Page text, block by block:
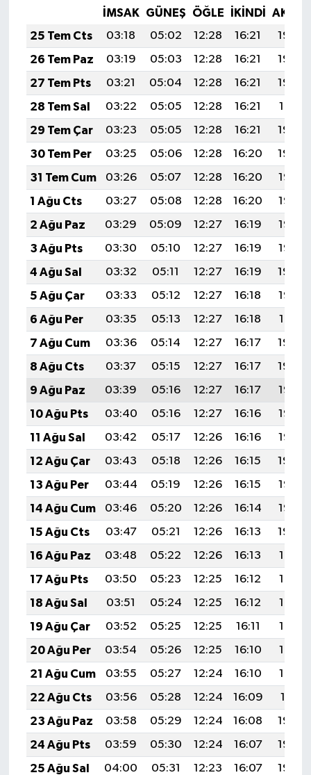
İMSAK GÜNEŞ ÖĞLE İKINDI
25 Tem Cts
03:18 05:02 12:28 16:21
19:43
26 Tem Paz
03:19 05:03 12:28 16:21
19:43
27 Tem Pts
03:21 05:04 12:28 16:21
19:42
28 Tem Sal
03:22 05:05 12:28 16:21
19:41
29 Tem Çar
03:23 05:05 12:28 16:21
19:40
30 Tem Per
03:25 05:06 12:28 16:20
19:39
31 Tem Cum
03:26 05:07 12:28 16:20
19:38
1 Ağu Cts
03:27 05:08 12:28 16:20
19:37
2 Ağu Paz
03:29 05:09 12:27 16:19
19:36
3 Ağu Pts
03:30 05:10 12:27 16:19
19:35
4 Ağu Sal
03:32 05:11 12:27 16:19
19:34
5 Ağu Çar
03:33 05:12 12:27 16:18
19:33
6 Ağu Per
03:35 05:13 12:27 16:18
19:31
7 Ağu Cum
03:36 05:14 12:27 16:17
19:30
8 Ağu Cts
03:37 05:15 12:27 16:17
19:29
9 Ağu Paz
03:39 05:16 12:27 16:17
19:28
10 Ağu Pts
03:40 05:16 12:27 16:16
19:27
11 Ağu Sal
03:42 05:17 12:26 16:16
19:25
12 Ağu Çar
03:43 05:18 12:26 16:15
19:24
13 Ağu Per
03:44 05:19 12:26 16:15
19:23
14 Ağu Cum
03:46 05:20 12:26 16:14
19:22
15 Ağu Cts
03:47 05:21 12:26 16:13
19:20
16 Ağu Paz
03:48 05:22 12:26 16:13
19:19
17 Ağu Pts
03:50 05:23 12:25 16:12
19:18
18 Ağu Sal
03:51 05:24 12:25 16:12
19:16
19 Ağu Çar
03:52 05:25 12:25 16:11
19:15
20 Ağu Per
03:54 05:26 12:25 16:10
19:13
21 Ağu Cum
03:55 05:27 12:24 16:10
19:12
22 Ağu Cts
03:56 05:28 12:24 16:09
19:11
23 Ağu Paz
03:58 05:29 12:24 16:08
19:09
24 Ağu Pts
03:59 05:30 12:24 16:07
19:08
25 Ağu Sal
04:00 05:31 12:23 16:07 19:06